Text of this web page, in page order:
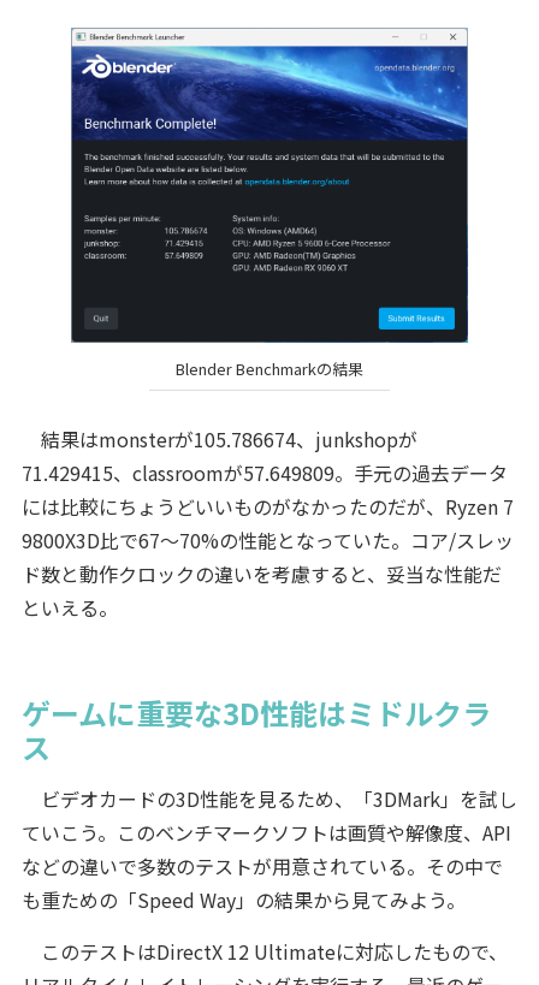
Blender Benchmarkの結果
結果はmonsterが105.786674、junkshopが
71.429415、classroomが57.649809。手元の過去データ
には比較にちょうどいいものがなかったのだが、Ryzen 7
9800X3D比で67～70%の性能となっていた。コア/スレッ
ド数と動作クロックの違いを考慮すると、妥当な性能だ
といえる。
ゲームに重要な3D性能はミドルクラ
ス
ビデオカードの3D性能を見るため、「3DMark」を試し
ていこう。このベンチマークソフトは画質や解像度、API
などの違いで多数のテストが用意されている。その中で
も重ための「Speed Way」の結果から見てみよう。
このテストはDirectX 12 Ultimateに対応したもので、